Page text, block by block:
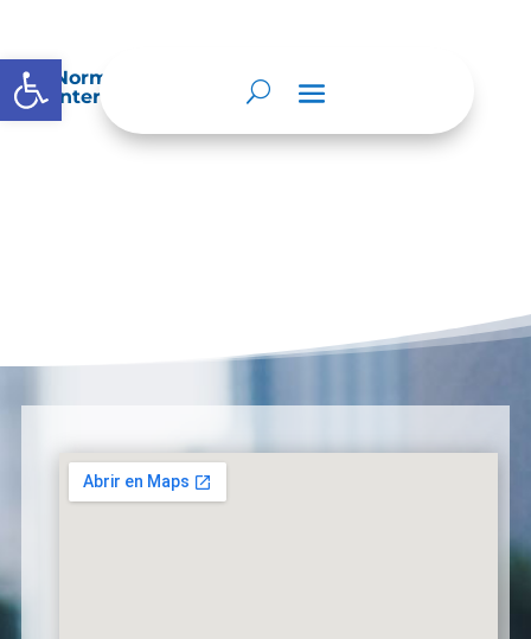
Abrir barra de herramientas
Normatividad especial que les aplique de
interés.